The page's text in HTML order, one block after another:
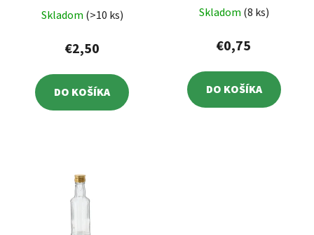
Skladom (>10 ks)
€2,50
DO KOŠÍKA
Skladom (8 ks)
€0,75
DO KOŠÍKA